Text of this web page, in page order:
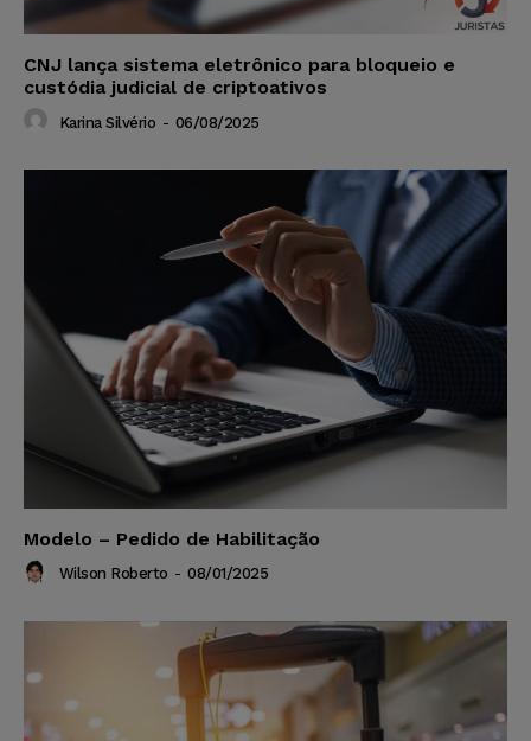
CNJ lança sistema eletrônico para bloqueio e
custódia judicial de criptoativos
Karina Silvério - 06/08/2025
Modelo – Pedido de Habilitação
Wilson Roberto - 08/01/2025